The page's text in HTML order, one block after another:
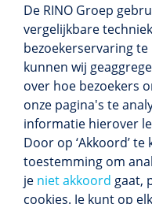
De RINO Groep
vergelijkbare
bezoekerservaring
kunnen wij
over hoe bezoekers
onze pagina's te
informatie hierover
Door op ‘Akkoord’
toestemming om
je niet akkoord gaat,
cookies. Je kunt op
Meer
Alle
Cedeo-
Blijf op de
aanbod